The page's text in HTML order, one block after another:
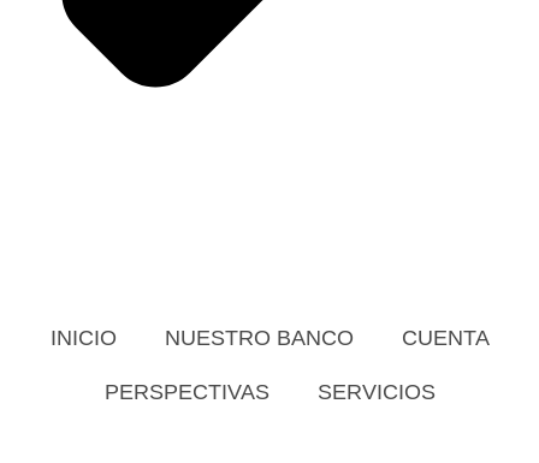
INICIO NUESTRO BANCO CUENTA
PERSPECTIVAS SERVICIOS